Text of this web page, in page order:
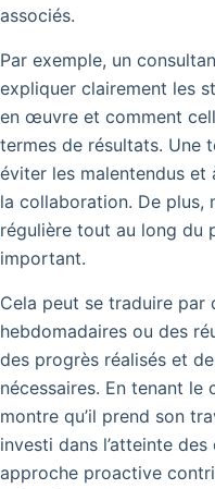
associés.
Par exemple, un
expliquer clairement les
en œuvre et comment
termes de résultats. Une
éviter les malentendus
la collaboration. De plus,
régulière tout au long du
important.
Cela peut se traduire par
hebdomadaires ou des
des progrès réalisés et
nécessaires. En tenant
montre qu’il prend son
investi dans l’atteinte
approche proactive